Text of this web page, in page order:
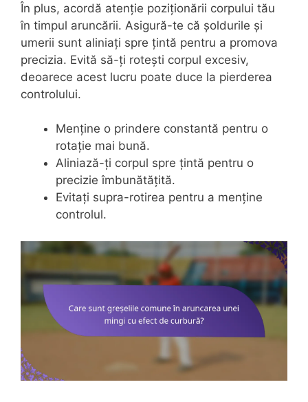
În plus, acordă atenție poziționării corpului tău
în timpul aruncării. Asigură-te că șoldurile și
umerii sunt aliniați spre țintă pentru a promova
precizia. Evită să-ți rotești corpul excesiv,
deoarece acest lucru poate duce la pierderea
controlului.
Menține o prindere constantă pentru o
rotație mai bună.
Aliniază-ți corpul spre țintă pentru o
precizie îmbunătățită.
Evitați supra-rotirea pentru a menține
controlul.